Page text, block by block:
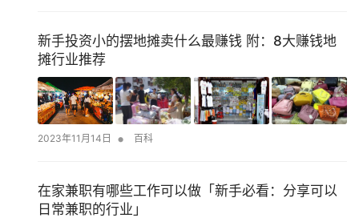
新手投资小的摆地摊卖什么最赚钱 附：8大赚钱地
摊行业推荐
2023年11月14日 • 百科
在家兼职有哪些工作可以做「新手必看：分享可以
日常兼职的行业」